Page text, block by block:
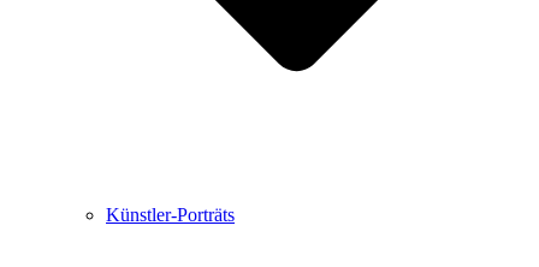
Künstler-Porträts